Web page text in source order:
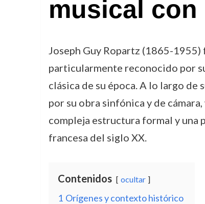
musical con
Joseph Guy Ropartz (1865-
particularmente reconocido por
clásica de su época. A lo largo de
por su obra sinfónica y de
compleja estructura formal y una
francesa del siglo XX.
Contenidos ocultar
1 Orígenes y contexto histórico